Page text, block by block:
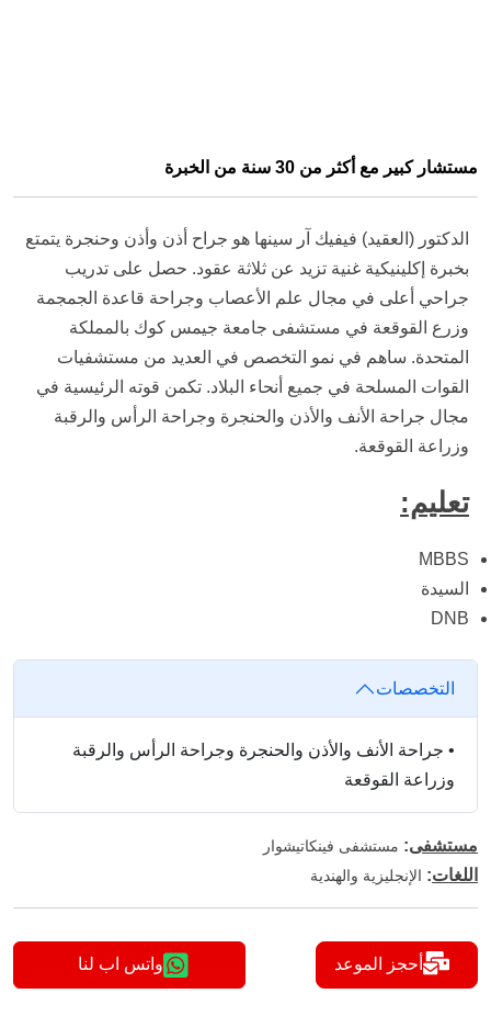
مستشار كبير مع أكثر من 30 سنة من الخبرة
الدكتور (العقيد) فيفيك آر سينها هو جراح أذن وأذن وحنجرة يتمتع
بخبرة إكلينيكية غنية تزيد عن ثلاثة عقود. حصل على تدريب
جراحي أعلى في مجال علم الأعصاب وجراحة قاعدة الجمجمة
وزرع القوقعة في مستشفى جامعة جيمس كوك بالمملكة
المتحدة. ساهم في نمو التخصص في العديد من مستشفيات
القوات المسلحة في جميع أنحاء البلاد. تكمن قوته الرئيسية في
مجال جراحة الأنف والأذن والحنجرة وجراحة الرأس والرقبة
وزراعة القوقعة.
تعليم:
MBBS
السيدة
DNB
التخصصات
• جراحة الأنف والأذن والحنجرة وجراحة الرأس والرقبة
وزراعة القوقعة
مستشفى: مستشفى فينكاتيشوار
اللغات: الإنجليزية والهندية
أحجز الموعد واتس اب لنا